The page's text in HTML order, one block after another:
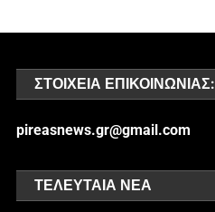
ΣΤΟΙΧΕΊΑ ΕΠΙΚΟΙΝΩΝΊΑΣ:
pireasnews.gr@gmail.com
ΤΕΛΕΥΤΑΊΑ ΝΈΑ